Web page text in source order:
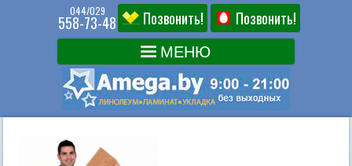
044/029
558-73-48 Позвонить! Позвонить!